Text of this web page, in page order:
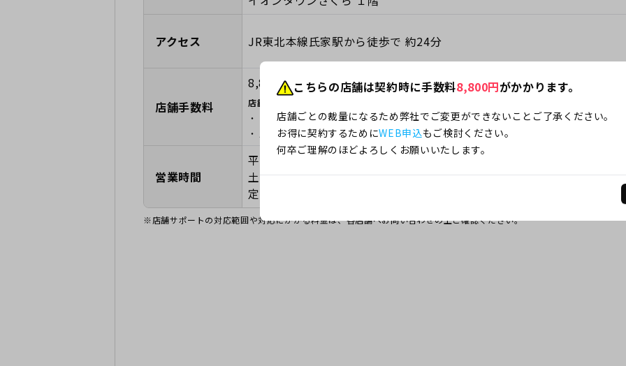
アクセス JR東北本線氏家駅から徒歩で 約24分
店舗手数料
8,800円
店舗手数料に関する注意事項
「店舗手数料」は各店舗の独自で設定されているものであり、誰でもスマホが定めたもので
店舗ごとの裁量になるため弊社でご変更ができないことご了承ください。
営業時間
平日 10時00分～19時00分
土日祝 10時00分～19時00分
定休日 なし
※店舗サポートの対応範囲や対応にかかる料金は、各店舗へお問い合わせの上ご確認ください。
こちらの店舗は契約時に手数料8,800円がかかります。
店舗ごとの裁量になるため弊社でご変更ができないことご了承ください。
お得に契約するためにWEB申込もご検討ください。
何卒ご理解のほどよろしくお願いいたします。